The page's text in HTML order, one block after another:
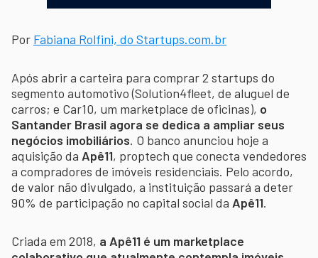
Por Fabiana Rolfini, do Startups.com.br
Após abrir a carteira para comprar 2 startups do
segmento automotivo (Solution4fleet, de aluguel de
carros; e Car10, um marketplace de oficinas), o
Santander Brasil agora se dedica a ampliar seus
negócios imobiliários. O banco anunciou hoje a
aquisição da Apê11, proptech que conecta vendedores
a compradores de imóveis residenciais. Pelo acordo,
de valor não divulgado, a instituição passará a deter
90% de participação no capital social da Apê11.
Criada em 2018, a Apê11 é um marketplace